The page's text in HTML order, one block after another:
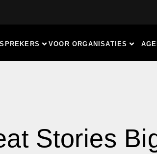
VOOR ORGANISATIES
Stories